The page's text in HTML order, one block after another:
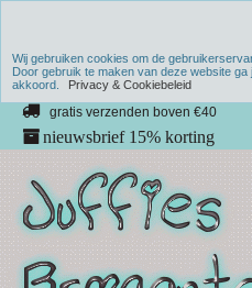
Verzenden binnen 1 werkdag
unieke producten
gratis verzenden boven €40
nieuwsbrief 15% korting
Wij gebruiken cookies om de
Door gebruik te maken van deze website ga
akkoord.
Privacy & Cookiebeleid